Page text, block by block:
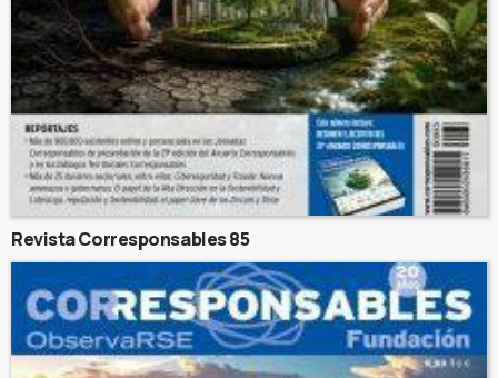
Revista Corresponsables 85